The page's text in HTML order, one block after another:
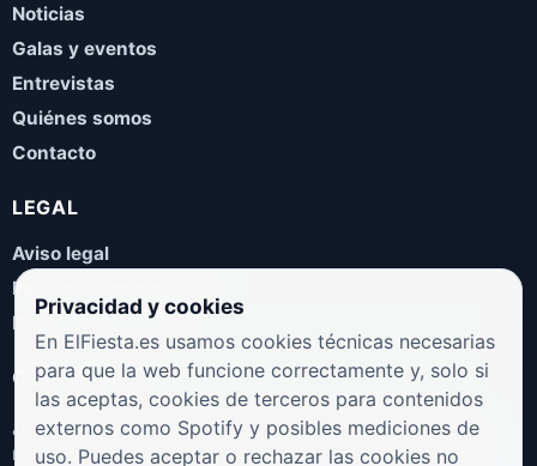
Noticias
Galas y eventos
Entrevistas
Quiénes somos
Contacto
LEGAL
Aviso legal
Política de privacidad
Política de cookies
COLABORA
¿Eres artista, manager, sello o promotor? Envíanos tus
novedades, galas, entrevistas o propuestas musicales.
Privacidad y cookies
En ElFiesta.es usamos cookies técnicas necesarias
para que la web funcione correctamente y, solo si
las aceptas, cookies de terceros para contenidos
externos como Spotify y posibles mediciones de
uso. Puedes aceptar o rechazar las cookies no